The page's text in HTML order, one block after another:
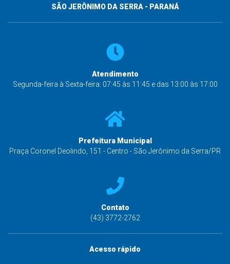
SÃO JERÔNIMO DA SERRA - PARANÁ
Atendimento
Segunda-feira à Sexta-feira: 07:45 às 11:45 e das 13:00 às 17:00
Prefeitura Municipal
Praça Coronel Deolindo, 151 - Centro - São Jerônimo da Serra/PR
Contato
(43) 3772-2762
Acesso rápido